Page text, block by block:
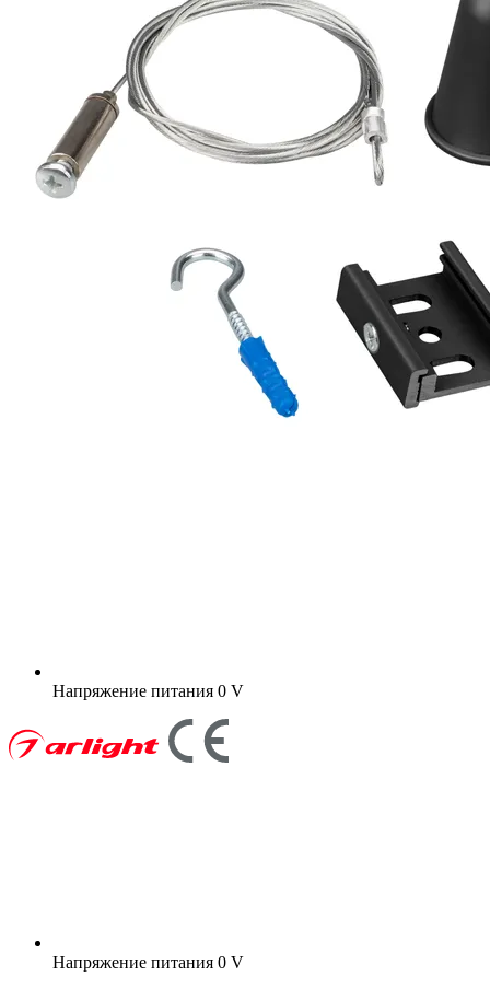
Напряжение питания 0 V
Напряжение питания 0 V